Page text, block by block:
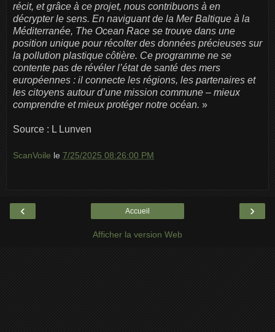
récit, et grâce à ce projet, nous contribuons à en
décrypter le sens. En naviguant de la Mer Baltique à la
Méditerranée, The Ocean Race se trouve dans une
position unique pour récolter des données précieuses sur
la pollution plastique côtière. Ce programme ne se
contente pas de révéler l’état de santé des mers
européennes : il connecte les régions, les partenaires et
les citoyens autour d’une mission commune – mieux
comprendre et mieux protéger notre océan. »
Source : L Lunven
ScanVoile le 7/25/2025 08:26:00 PM
‹ ›
Accueil
Afficher la version Web